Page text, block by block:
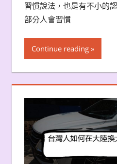
習慣說法，也是有不小的
部分人會習慣
Continue reading